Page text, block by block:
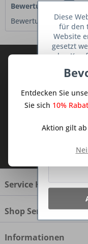
Bewertungen
Bewertungen lesen,
dem Traum
zur Kenntnis
Service Hotline
Shop Service
Informationen
Entdecken Sie
Sie sich 10%
Aktion gilt ab
Diese
für den
Website
gesetzt
den
werden